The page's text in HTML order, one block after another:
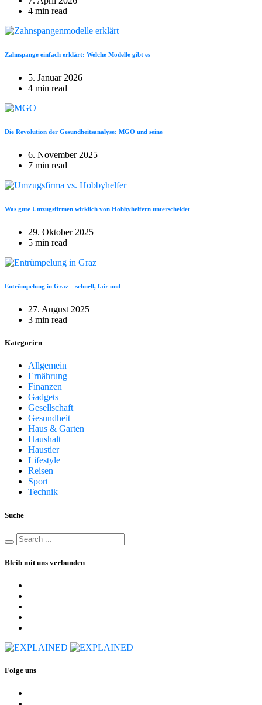
4 min read
Zahnspange einfach erklärt: Welche Modelle gibt es
5. Januar 2026
4 min read
Die Revolution der Gesundheitsanalyse: MGO und seine
6. November 2025
7 min read
Was gute Umzugsfirmen wirklich von Hobbyhelfern unterscheidet
29. Oktober 2025
5 min read
Entrümpelung in Graz – schnell, fair und
27. August 2025
3 min read
Kategorien
Allgemein
Ernährung
Finanzen
Gadgets
Gesellschaft
Gesundheit
Haus & Garten
Haushalt
Haustier
Lifestyle
Reisen
Sport
Technik
Suche
Bleib mit uns verbunden
Folge uns